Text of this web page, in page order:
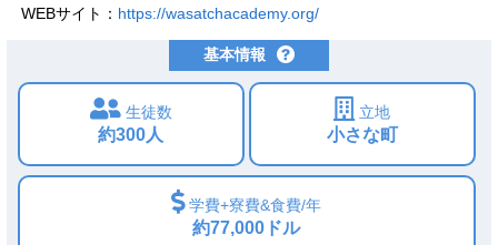
WEBサイト： https://wasatchacademy.org/
基本情報
生徒数
約300人
立地
小さな町
学費+寮費&食費/年
約77,000ドル